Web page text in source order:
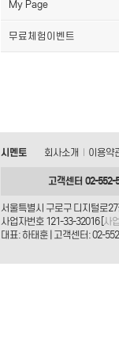
My Page
무료체험이벤트
시멘토 회사소개 이용약
고객센터 02-552-
서울특별시 구로구 디지털로
사업자번호 121-33-32016 [ 사
대표: 하태훈 | 고객센터: 02-